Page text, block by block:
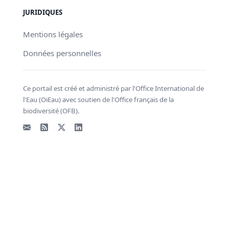
JURIDIQUES
Mentions légales
Données personnelles
Ce portail est créé et administré par l'Office International de
l'Eau (OiEau) avec soutien de l'Office français de la
biodiversité (OFB).